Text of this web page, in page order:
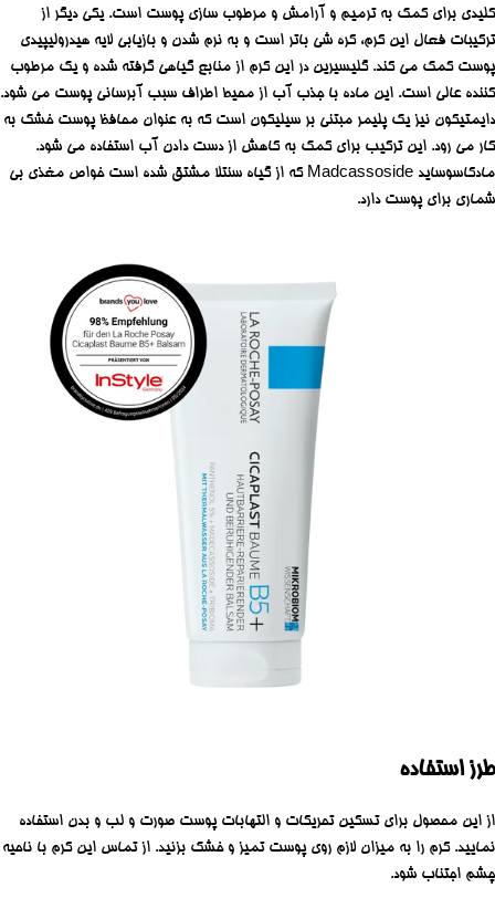
کلیدی برای کمک به ترمیم و آرامش و مرطوب سازی پوست است. یکی دیگر از
ترکیبات فعال این کرم، کره شی باتر است و به نرم شدن و بازیابی لایه هیدرولیپیدی
پوست کمک می کند. گلیسیرین در این کرم از منابع گیاهی گرفته شده و یک مرطوب
کننده عالی است. این ماده با جذب آب از محیط اطراف سبب آبرسانی پوست می شود.
دایمتیکون نیز یک پلیمر مبتنی بر سیلیکون است که به عنوان محافظ پوست خشک به
کار می رود. این ترکیب برای کمک به کاهش از دست دادن آب استفاده می شود.
مادکاسوساید Madcassoside که از گیاه سنتلا مشتق شده است خواص مغذی بی
شماری برای پوست دارد.
طرز استفاده
از این محصول برای تسکین تحریکات و التهابات پوست صورت و لب و بدن استفاده
نمایید. کرم را به میزان لازم روی پوست تمیز و خشک بزنید. از تماس این کرم با ناحیه
چشم اجتناب شود.